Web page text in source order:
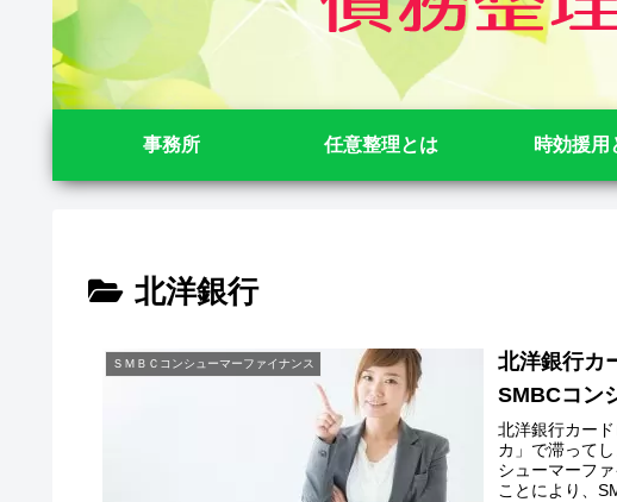
事務所 任意整理とは 時効援用
北洋銀行
ＳＭＢＣコンシューマーファイナンス
北洋銀行カ
SMBCコン
北洋銀行カー
カ」で滞って
シューマーフ
ことにより、